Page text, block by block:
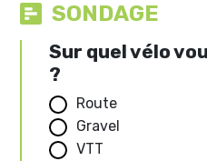
SONDAGE
Sur quel vélo
?
Route
Gravel
VTT